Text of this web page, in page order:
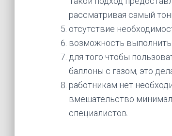
рассматривая самый
отсутствие
возможность
для того чтобы
баллоны с газом, это
работникам нет
вмешательство
специалистов.